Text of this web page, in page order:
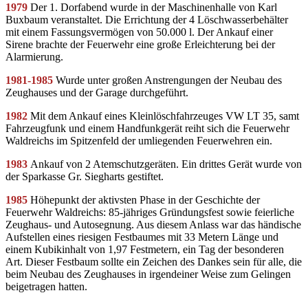
1979 Der 1. Dorfabend wurde in der Maschinenhalle von Karl
Buxbaum veranstaltet. Die Errichtung der 4 Löschwasserbehälter
mit einem Fassungsvermögen von 50.000 l. Der Ankauf einer
Sirene brachte der Feuerwehr eine große Erleichterung bei der
Alarmierung.
1981-1985 Wurde unter großen Anstrengungen der Neubau des
Zeughauses und der Garage durchgeführt.
1982 Mit dem Ankauf eines Kleinlöschfahrzeuges VW LT 35, samt
Fahrzeugfunk und einem Handfunkgerät reiht sich die Feuerwehr
Waldreichs im Spitzenfeld der umliegenden Feuerwehren ein.
1983 Ankauf von 2 Atemschutzgeräten. Ein drittes Gerät wurde von
der Sparkasse Gr. Siegharts gestiftet.
1985 Höhepunkt der aktivsten Phase in der Geschichte der
Feuerwehr Waldreichs: 85-jähriges Gründungsfest sowie feierliche
Zeughaus- und Autosegnung. Aus diesem Anlass war das händische
Aufstellen eines riesigen Festbaumes mit 33 Metern Länge und
einem Kubikinhalt von 1,97 Festmetern, ein Tag der besonderen
Art. Dieser Festbaum sollte ein Zeichen des Dankes sein für alle, die
beim Neubau des Zeughauses in irgendeiner Weise zum Gelingen
beigetragen hatten.